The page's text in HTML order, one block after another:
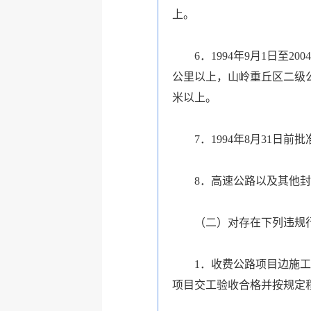
上。
6．1994年9月1日至2004
公里以上，山岭重丘区二级
米以上。
7．1994年8月31日前批
8．高速公路以及其他封
（二）对存在下列违规行
1．收费公路项目边施工
项目交工验收合格并按规定